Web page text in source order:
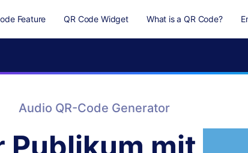
Feature QR Code Widget What is a QR Code?
Audio QR-Code Generator